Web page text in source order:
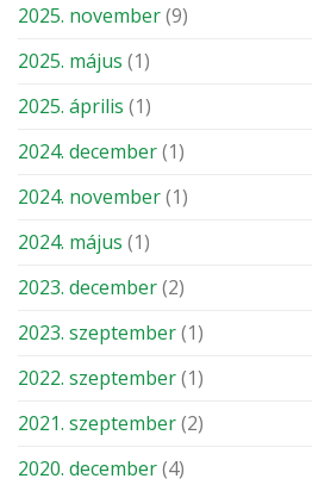
2025. november(9)
2025. május (1)
2025. április (1)
2024. december(1)
2024. november(1)
2024. május (1)
2023. december(2)
2023. szeptember(1)
2022. szeptember(1)
2021. szeptember(2)
2020. december(4)